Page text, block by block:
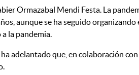
Ormazabal Mendi Festa. La
aunque se ha seguido
la pandemia.
adelantado que, en colaboración